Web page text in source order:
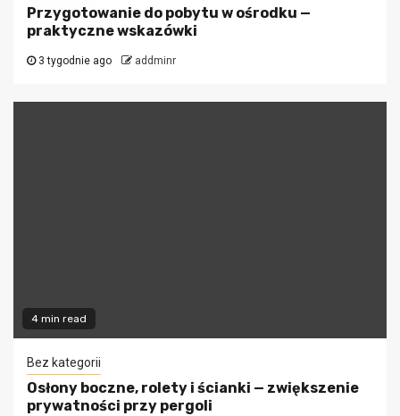
Przygotowanie do pobytu w ośrodku —
praktyczne wskazówki
3 tygodnie ago addminr
4 min read
Bez kategorii
Osłony boczne, rolety i ścianki — zwiększenie
prywatności przy pergoli